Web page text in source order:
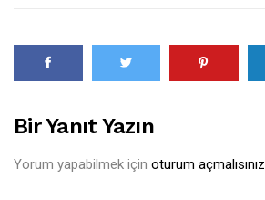
Bir Yanıt Yazın
Yorum yapabilmek için oturum açmalısınız